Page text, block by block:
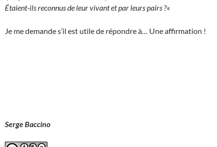
Étaient-ils reconnus de leur vivant et par leurs pairs ?«
Je me demande s’il est utile de répondre à… Une affirmation !
Serge Baccino